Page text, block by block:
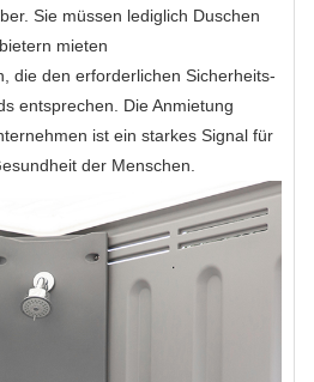
Sie müssen lediglich Duschen
mieten
die den erforderlichen Sicherheits-
entsprechen. Die Anmietung
ist ein starkes Signal für
der Menschen.